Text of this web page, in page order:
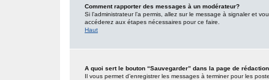
Comment rapporter des messages à un modérateur?
Si l’administrateur l’a permis, allez sur le message à signaler et
accéderez aux étapes nécessaires pour ce faire.
Haut
A quoi sert le bouton “Sauvegarder” dans la page de
Il vous permet d’enregistrer les messages à terminer pour les